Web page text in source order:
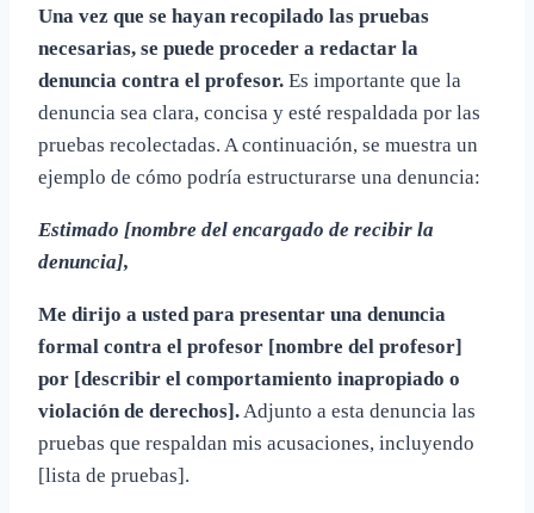
Una vez que se hayan recopilado las pruebas
necesarias, se puede proceder a redactar la
denuncia contra el profesor. Es importante que la
denuncia sea clara, concisa y esté respaldada por las
pruebas recolectadas. A continuación, se muestra un
ejemplo de cómo podría estructurarse una denuncia:
Estimado [nombre del encargado de recibir la
denuncia],
Me dirijo a usted para presentar una denuncia
formal contra el profesor [nombre del profesor]
por [describir el comportamiento inapropiado o
violación de derechos].Adjunto a esta denuncia las
pruebas que respaldan mis acusaciones, incluyendo
[lista de pruebas].